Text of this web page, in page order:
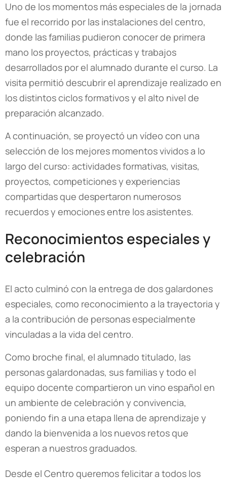
Uno de los momentos más especiales de la jornada
fue el recorrido por las instalaciones del centro,
donde las familias pudieron conocer de primera
mano los proyectos, prácticas y trabajos
desarrollados por el alumnado durante el curso. La
visita permitió descubrir el aprendizaje realizado en
los distintos ciclos formativos y el alto nivel de
preparación alcanzado.
A continuación, se proyectó un vídeo con una
selección de los mejores momentos vividos a lo
largo del curso: actividades formativas, visitas,
proyectos, competiciones y experiencias
compartidas que despertaron numerosos
recuerdos y emociones entre los asistentes.
Reconocimientos especiales y
celebración
El acto culminó con la entrega de dos galardones
especiales, como reconocimiento a la trayectoria y
a la contribución de personas especialmente
vinculadas a la vida del centro.
Como broche final, el alumnado titulado, las
personas galardonadas, sus familias y todo el
equipo docente compartieron un vino español en
un ambiente de celebración y convivencia,
poniendo fin a una etapa llena de aprendizaje y
dando la bienvenida a los nuevos retos que
esperan a nuestros graduados.
Desde el Centro queremos felicitar a todos los